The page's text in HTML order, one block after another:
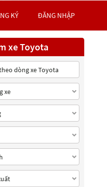
KÝ ĐĂNG NHẬP
xe Toyota